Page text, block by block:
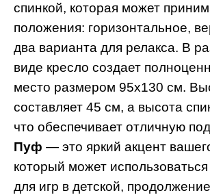
спинкой, которая может
положения: горизонтальное,
два варианта для релакса. В
виде кресло создает
место размером 95x130 см.
составляет 45 см, а высота
что обеспечивает отличную
Пуф — это яркий акцент
который может использоваться
для игр в детской,